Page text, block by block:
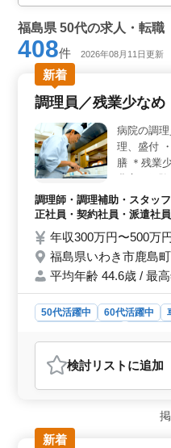
福島県 50代の求人・転職
408件 2026年08月11日更新
新着
調理員／残業少なめ
病院の調
理、盛付
膳 ＊残業
アを再び
調理師・調理補助・スタッ
正社員・契約社員・派遣社員
年収300万円〜500万
福島県いわき市鹿島
平均年齢 44.6歳 / 最
50代活躍中 60代活躍中
調理師・調理補
おすすめポイント
＜経験を活かせる病院で
盛付、食材管理や在庫確
す。調理経験を活かし、
す。 ＜残業少なめで働
検討リスト に追加
新着